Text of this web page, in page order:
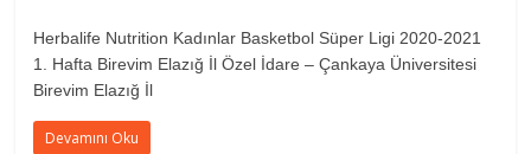
Herbalife Nutrition Kadınlar Basketbol Süper Ligi 2020-2021
1. Hafta Birevim Elazığ İl Özel İdare – Çankaya Üniversitesi
Birevim Elazığ İl
Devamını Oku